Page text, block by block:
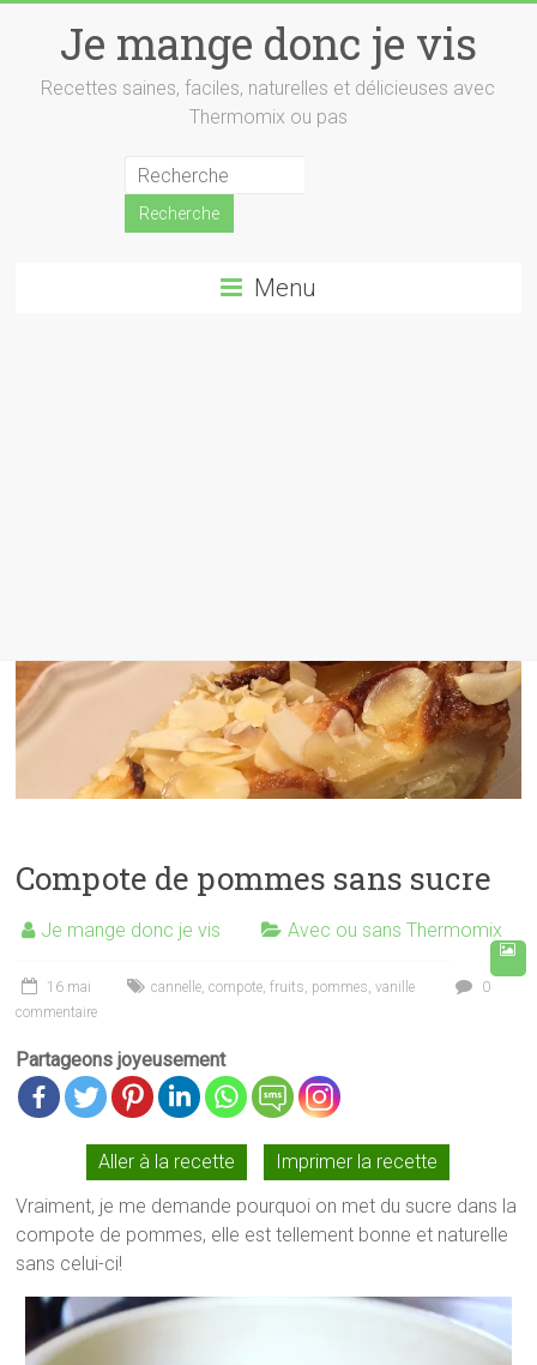
contentJe mange donc je vis
Recettes saines, faciles, naturelles et délicieuses avec
Thermomix ou pas
Menu
Compote de pommes sans sucre
Je mange donc je vis Avec ou sans Thermomix
16 mai cannelle ,compote ,fruits pommes ,vanille
0
commentaire
Partageons joyeusement
Aller à la recette
Imprimer la recette
Vraiment, je me demande pourquoi on met du sucre dans la
compote de pommes, elle est tellement bonne et naturelle
sans celui-ci!